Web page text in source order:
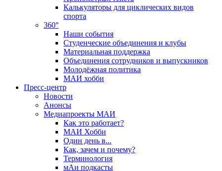
Калькуляторы для циклических видов
спорта
360°
Наши события
Студенческие объединения и клубы
Материальная поддержка
Объединения сотрудников и выпускников
Молодёжная политика
МАИ хобби
Пресс-центр
Новости
Анонсы
Медиапроекты МАИ
Как это работает?
МАИ Хобби
Один день в...
Как, зачем и почему?
Терминология
мАи подкасты